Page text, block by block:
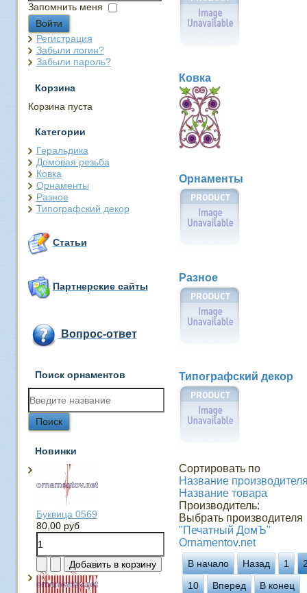
Запомнить меня
Войти
Регистрация
Забыли логин?
Забыли пароль?
Корзина
Корзина пуста
Категории
Геральдика
Домовая резьба
Ковка
Орнаменты
Разное
Типографский декор
Статьи
Партнерские сайты
Вопрос-ответ
Поиск орнаментов
Новинки
Буквица 0569
80,00 руб
Ковка
Орнаменты
Разное
Типографский декор
Сортировать по
Название
Название товара
Производитель:
Выбрать производителя
"Печатный ДомЪ"
Ornamentov.net
В начало Назад 1
10
Вперед В конец